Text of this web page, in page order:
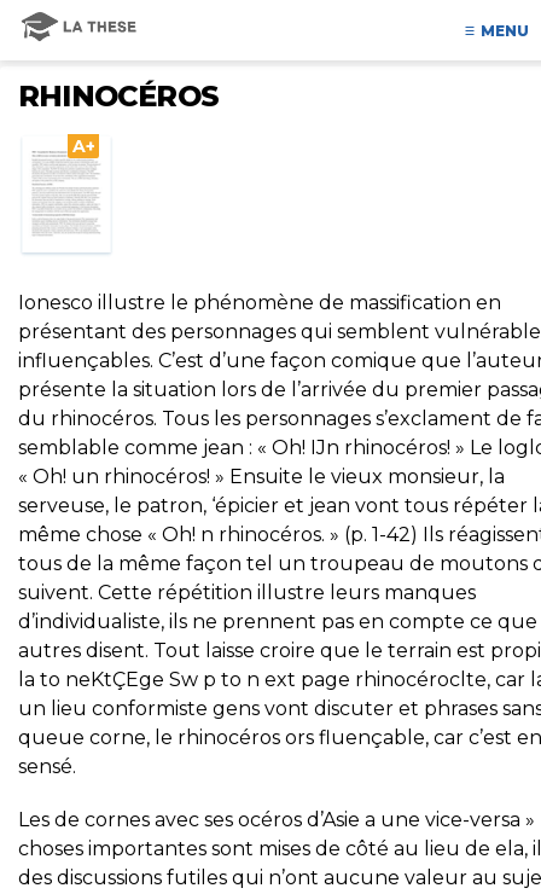
MENU
RHINOCÉROS
A+
Ionesco illustre le phénomène de massification en
présentant des personnages qui semblent
influençables. C’est d’une façon comique que
présente la situation lors de l’arrivée du premier
du rhinocéros. Tous les personnages s’exclament de
semblable comme jean : « Oh! IJn rhinocéros! » Le
« Oh! un rhinocéros! » Ensuite le vieux monsieur, la
serveuse, le patron, ‘épicier et jean vont tous répéter
même chose « Oh! n rhinocéros. » (p. 1-42) Ils
tous de la même façon tel un troupeau de moutons
suivent. Cette répétition illustre leurs manques
d’individualiste, ils ne prennent pas en compte ce que
autres disent. Tout laisse croire que le terrain est
la to neKtÇEge Sw p to n ext page rhinocéroclte, car
un lieu conformiste gens vont discuter et phrases
queue corne, le rhinocéros ors fluençable, car c’est
sensé.
Les de cornes avec ses océros d’Asie a une vice-versa »
choses importantes sont mises de côté au lieu de ela,
des discussions futiles qui n’ont aucune valeur au